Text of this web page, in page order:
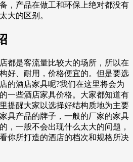
，产品在做工和环保上绝对都没有
大的区别。
都是客流量比较大的场所，所以在
好、耐用，价格便宜的。但是要选
的酒店家具呢?我们在这里将会为
一些酒店家具价格。大家都知道有
提醒大家以选择好结构质地为主要
具产品的牌子，一般的厂家的家具
，一般不会出现什么太大的问题，
你所打造的酒店的档次和规格所决